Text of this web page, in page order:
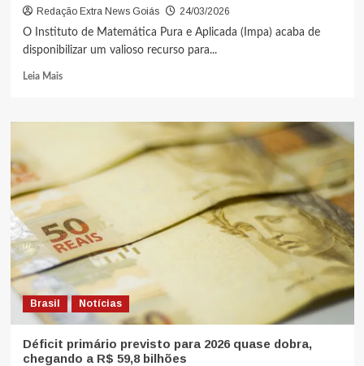
Redação Extra News Goiás
24/03/2026
O Instituto de Matemática Pura e Aplicada (Impa) acaba de
disponibilizar um valioso recurso para...
Leia Mais
Brasil Notícias
Déficit primário previsto para 2026 quase dobra,
chegando a R$ 59,8 bilhões